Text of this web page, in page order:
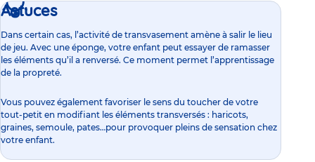
Astuces
Dans certain cas, l’activité de transvasement amène à salir le lieu
de jeu. Avec une éponge, votre enfant peut essayer de ramasser
les éléments qu’il a renversé. Ce moment permet l’apprentissage
de la propreté.
Vous pouvez également favoriser le sens du toucher de votre
tout-petit en modifiant les éléments transversés : haricots,
graines, semoule, pates…pour provoquer pleins de sensation chez
votre enfant.